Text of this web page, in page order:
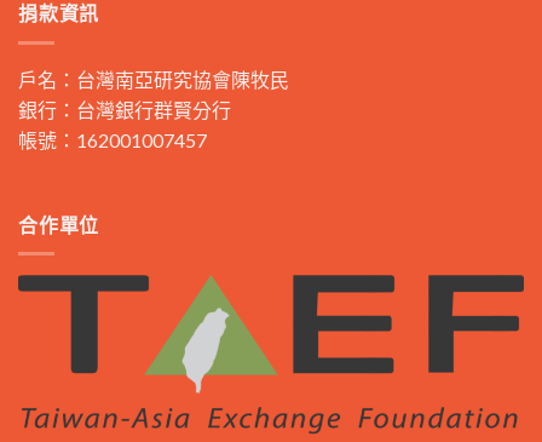
捐款資訊
戶名：台灣南亞研究協會陳牧民
銀行：台灣銀行群賢分行
帳號：162001007457
合作單位